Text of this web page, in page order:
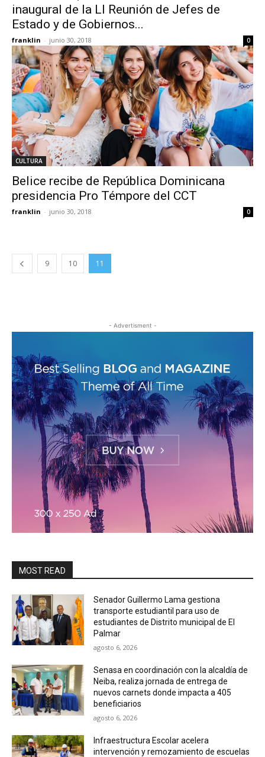
inaugural de la LI Reunión de Jefes de
Estado y de Gobiernos...
franklin - junio 30, 2018 0
CULTURA
Belice recibe de República Dominicana
presidencia Pro Témpore del CCT
franklin - junio 30, 2018 0
9 10 11
- Advertisment -
MOST READ
Senador Guillermo Lama gestiona
transporte estudiantil para uso de
estudiantes de Distrito municipal de El
Palmar
agosto 6, 2026
Senasa en coordinación con la alcaldía de
Neiba, realiza jornada de entrega de
nuevos carnets donde impacta a 405
beneficiarios
agosto 6, 2026
Infraestructura Escolar acelera
intervención y remozamiento de escuelas